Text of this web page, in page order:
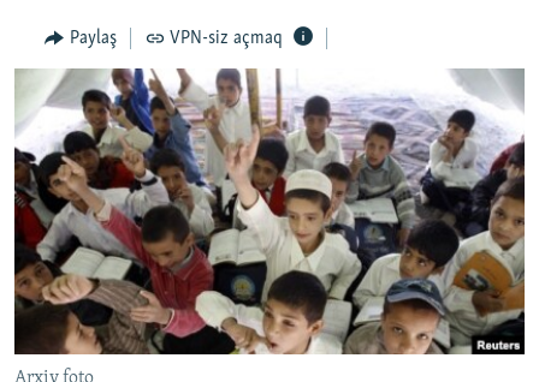
MULTIMEDIA
VIDEO
FOTOQALEREYA
İNFOQRAFIKA
KARIKATURA
RADIO ARXIV
OXU ZALI
AZƏRBAYCAN ƏDƏBIYYATI KITABXANASI
İSLAM VƏ DEMOKRATIYA
İZ - MƏDƏNIYYƏT PROQRAMI
HAQQIMIZDA
MISSIYAMIZ
PEŞƏ ETIKASI VƏ JURNALISTIKA STANDARTLARIMIZ
MATERIALLARIMIZDAN ISTIFADƏ
AZADLIQRADIOSU MOBIL TELEFONUNUZDA
BIZIMLƏ ƏLAQƏ
BIZI IZLƏ
RFE/RL-in bütün saytları
Paylaş VPN-siz açmaq